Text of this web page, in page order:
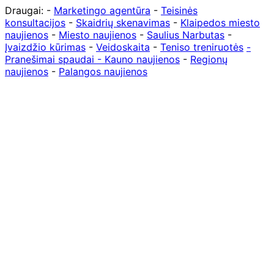
Draugai: - Marketingo agentūra - Teisinės
konsultacijos - Skaidrių skenavimas - Klaipedos miesto
naujienos - Miesto naujienos - Saulius Narbutas -
Įvaizdžio kūrimas - Veidoskaita - Teniso treniruotės -
Pranešimai spaudai - Kauno naujienos - Regionų
naujienos - Palangos naujienos